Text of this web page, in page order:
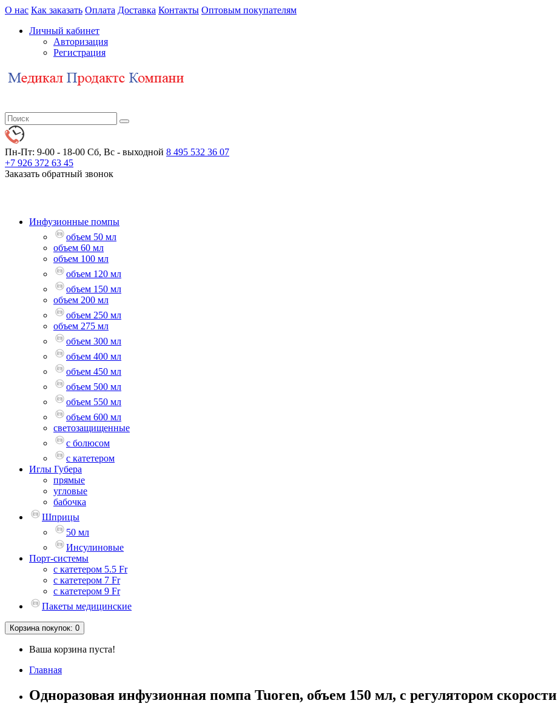
О нас Как заказать Оплата Доставка Контакты Оптовым покупателям
Личный кабинет
Авторизация
Регистрация
Пн-Пт: 9-00 - 18-00 Сб, Вс - выходной 8 495 532 36 07
+7 926 372 63 45
Заказать обратный звонок
Инфузионные помпы
объем 50 мл
объем 60 мл
объем 100 мл
объем 120 мл
объем 150 мл
объем 200 мл
объем 250 мл
объем 275 мл
объем 300 мл
объем 400 мл
объем 450 мл
объем 500 мл
объем 550 мл
объем 600 мл
светозащищенные
с болюсом
с катетером
Иглы Губера
прямые
угловые
бабочка
Шприцы
50 мл
Инсулиновые
Порт-системы
с катетером 5.5 Fr
с катетером 7 Fr
с катетером 9 Fr
Пакеты медицинские
Корзина покупок: 0
Ваша корзина пуста!
Главная
Одноразовая инфузионная помпа Tuoren, объем 150 мл, с регулятором